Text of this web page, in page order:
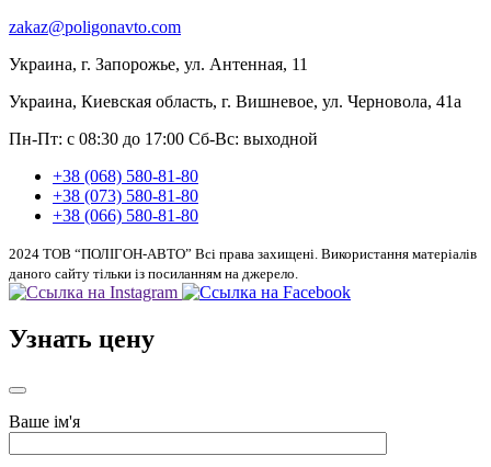
zakaz@poligonavto.com
Украина, г. Запорожье, ул. Антенная, 11
Украина, Киевская область, г. Вишневое, ул. Черновола, 41а
Пн-Пт: с 08:30 до 17:00 Сб-Вс: выходной
+38 (068) 580-81-80
+38 (073) 580-81-80
+38 (066) 580-81-80
2024 ТОВ “ПОЛІГОН-АВТО” Всі права захищені. Використання матеріалів
даного сайту тільки із посиланням на джерело.
Узнать цену
Ваше ім'я